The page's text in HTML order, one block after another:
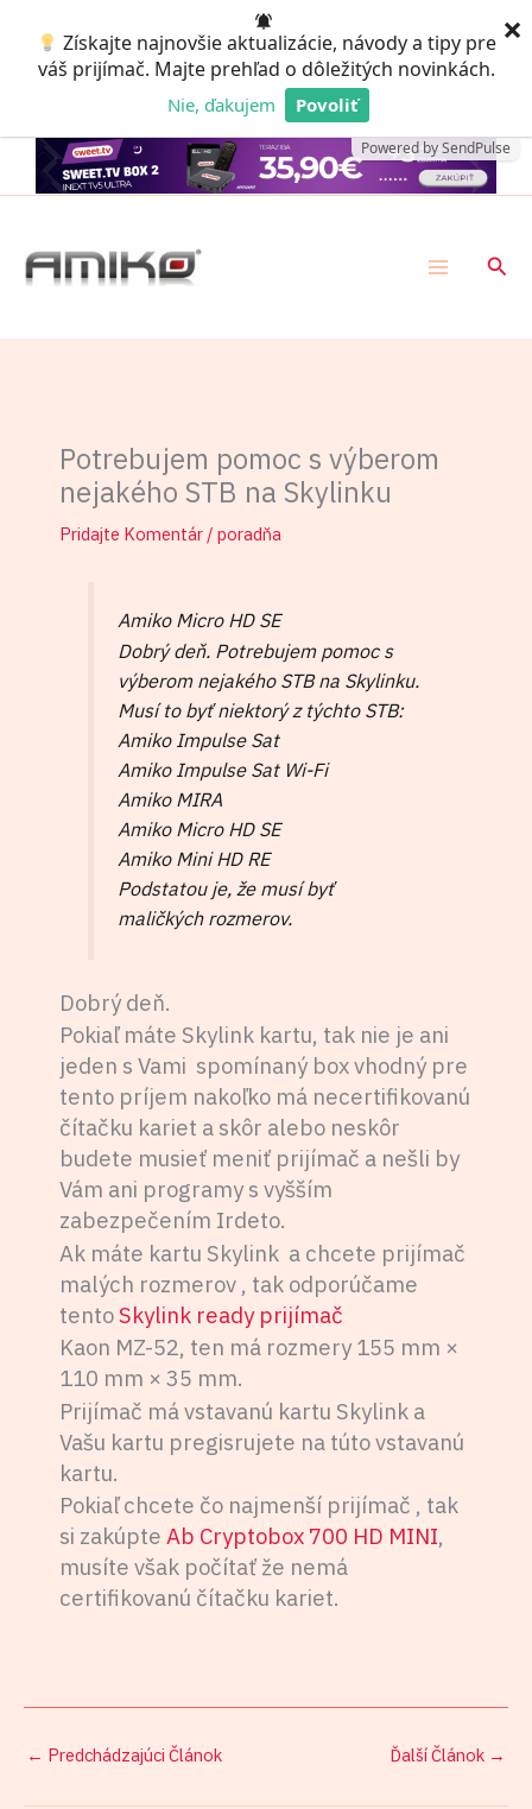
Získajte najnovšie aktualizácie, návody a tipy pre
váš prijímač. Majte prehľad o dôležitých novinkách.
Nie, ďakujem Povoliť
Powered by SendPulse
×
obsah
Potrebujem pomoc s výberom
nejakého STB na Skylinku
Pridajte Komentár / poradňa
Amiko Micro HD SE
Dobrý deň. Potrebujem pomoc s
výberom nejakého STB na Skylinku.
Musí to byť niektorý z týchto STB:
Amiko Impulse Sat
Amiko Impulse Sat Wi-Fi
Amiko MIRA
Amiko Micro HD SE
Amiko Mini HD RE
Podstatou je, že musí byť
maličkých rozmerov.
Dobrý deň.
Pokiaľ máte Skylink kartu, tak nie je ani
jeden s Vami spomínaný box vhodný pre
tento príjem nakoľko má necertifikovanú
čítačku kariet a skôr alebo neskôr
budete musieť meniť prijímač a nešli by
Vám ani programy s vyšším
zabezpečením Irdeto.
Ak máte kartu Skylink a chcete prijímač
malých rozmerov , tak odporúčame
tentoSkylink ready prijímač
Kaon MZ-52, ten má rozmery 155 mm ×
110 mm × 35 mm.
Prijímač má vstavanú kartu Skylink a
Vašu kartu pregisrujete na túto vstavanú
kartu.
Pokiaľ chcete čo najmenší prijímač , tak
si zakúpte Ab Cryptobox 700 HD MINI,
musíte však počítať že nemá
certifikovanú čítačku kariet.
← Predchádzajúci Článok Ďalší Článok →